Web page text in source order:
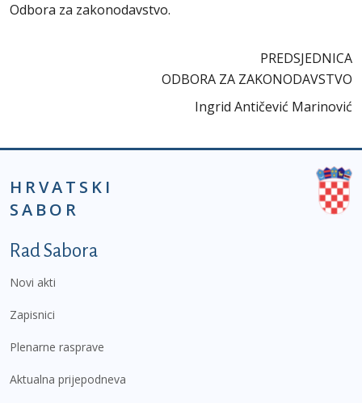
Odbora za zakonodavstvo.
PREDSJEDNICA
ODBORA ZA ZAKONODAVSTVO
Ingrid Antičević Marinović
HRVATSKI
SABOR
Podnožje prvi izbornik
Rad Sabora
Novi akti
Zapisnici
Plenarne rasprave
Aktualna prijepodneva